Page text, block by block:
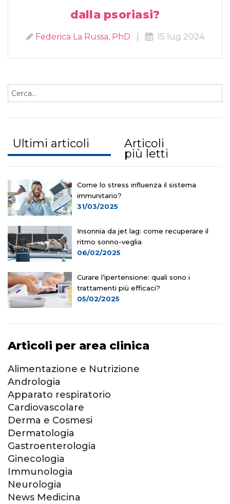
dalla psoriasi?
Federica La Russa, PhD 15 lug 2024
Ultimi articoli Articoli
più letti
Come lo stress influenza il sistema
immunitario?
31/03/2025
Insonnia da jet lag: come recuperare il
ritmo sonno-veglia
06/02/2025
Curare l’ipertensione: quali sono i
trattamenti più efficaci?
05/02/2025
Articoli per area clinica
Alimentazione e Nutrizione
Andrologia
Apparato respiratorio
Cardiovascolare
Derma e Cosmesi
Dermatologia
Gastroenterologia
Ginecologia
Immunologia
Neurologia
News Medicina